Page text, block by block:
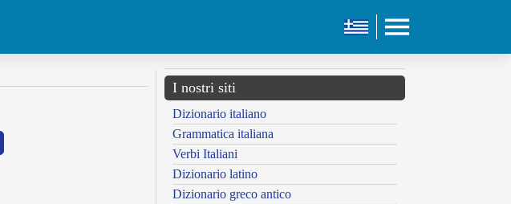
I nostri siti
Dizionario italiano
Grammatica italiana
Verbi Italiani
Dizionario latino
Dizionario greco antico